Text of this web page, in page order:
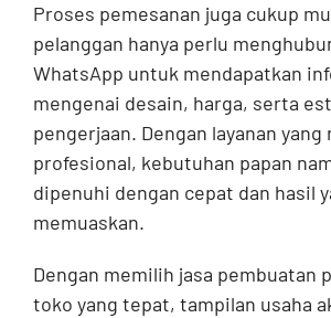
Proses pemesanan juga cukup
pelanggan hanya perlu
WhatsApp untuk mendapatkan
mengenai desain, harga, serta
pengerjaan. Dengan layanan
profesional, kebutuhan papan
dipenuhi dengan cepat dan hasil
memuaskan.
Dengan memilih jasa pembuatan
toko yang tepat, tampilan usaha